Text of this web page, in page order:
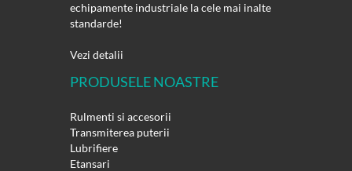
echipamente industriale la cele mai inalte
standarde!
Vezi detalii
PRODUSELE NOASTRE
Rulmenti si accesorii
Transmiterea puterii
Lubrifiere
Etansari